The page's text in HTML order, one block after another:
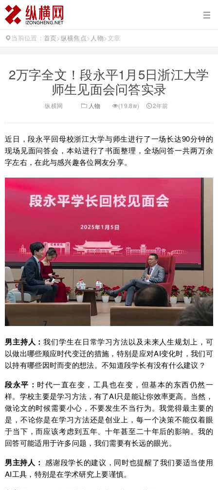
当前位置： 首页>纵横焦点> 人物>文章
2万字全文！段永平1月5日浙江大学
师生见面会问答实录
纵横网 人物 (19.8w) 2年前
近日，段永平回母校浙江大学与师生进行了一场长达90分钟的
现场见面问答会，本站进行了书面整理，全场问答一共两万余
字左右，在此与感兴趣各位网友分享。
男主持人：我们学生在日常学习方法以及未来人生规划上，可
以做出哪些顺应时代变迁的措施，特别是应对AI变化时，我们可
以持有哪些因时而变的想法。不知道段学长有没有什么建议？
段永平： 时代一直在变，工具也在变，但基本的东西仍然一
样。学校主要是学习方法，有了AI只是能让你效率更高。当然，
做论文的时候需要小心，不要发生不当行为。我觉得最主要的
是，不论你是在学习方法还是创业上，每一个决策不能仅着眼
于当下，而应该考虑到五年、十年甚至二十年后的影响。我的
回答可能适用于许多问题，我们需要有长远的眼光。
男主持人： 感谢段学长的建议，同时也提醒了我们要适当使用
AI工具，特别是在学术研究上要谨慎。